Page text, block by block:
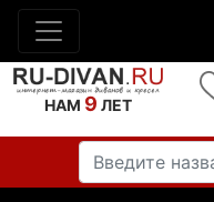
НАМ 9 ЛЕТ